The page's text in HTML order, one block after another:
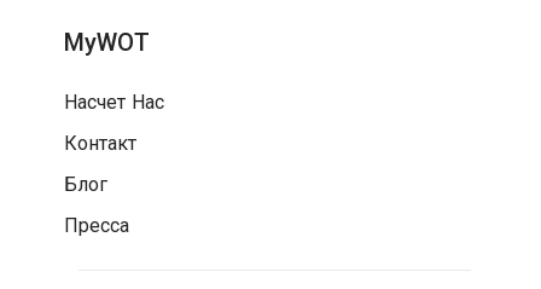
MyWOT
Насчет Нас
Контакт
Блог
Пресса